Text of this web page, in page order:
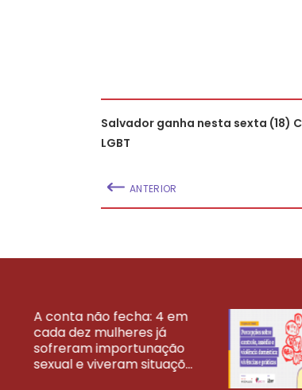
Salvador ganha nesta sexta (18)
LGBT
ANTERIOR
A conta não fecha: 4 em
cada dez mulheres já
sofreram importunação
sexual e viveram situaçõ...
VEJA